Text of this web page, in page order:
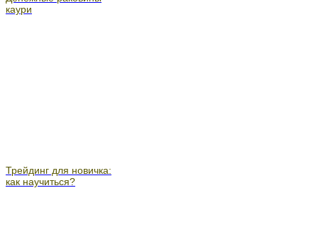
каури
Трейдинг для новичка:
как научиться?